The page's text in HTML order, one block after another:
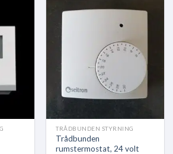
TRÅDBUNDEN STYRNING
Trådbunden
rumstermostat, 24 volt